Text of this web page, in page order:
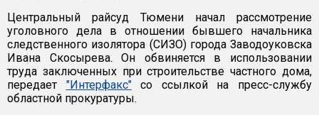
Центральный райсуд Тюмени начал рассмотрение
уголовного дела в отношении бывшего начальника
следственного изолятора (СИЗО) города Заводоуковска
Ивана Скосырева. Он обвиняется в использовании
труда заключенных при строительстве частного дома,
передает "Интерфакс"со ссылкой на пресс-службу
областной прокуратуры.